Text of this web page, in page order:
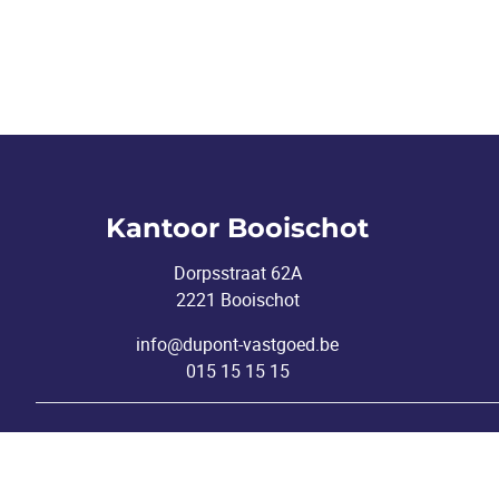
Kantoor Booischot
Dorpsstraat 62A
2221 Booischot
info@dupont-vastgoed.be
015 15 15 15